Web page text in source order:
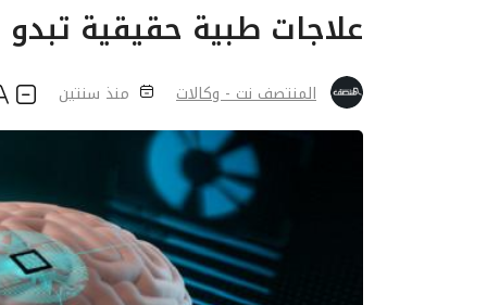
علاجات طبية حقيقية
المنتصف نت - وكالات منذ سنتين